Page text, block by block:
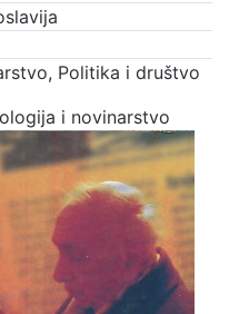
, Politika i društvo
i novinarstvo